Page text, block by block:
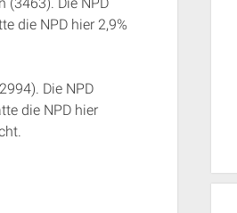
(3463). Die NPD
die NPD hier 2,9%
Die NPD
die NPD hier